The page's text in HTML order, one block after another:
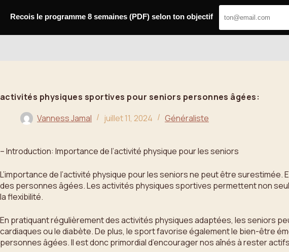
activités physiques sportives pour seniors personnes âgées:
Vanness Jamal
juillet 11, 2024 Généraliste
– Introduction: Importance de l’activité physique pour les seniors
L’importance de l’activité physique pour les seniors ne peut être
des personnes âgées. Les activités physiques sportives permettent non
la flexibilité.
En pratiquant régulièrement des activités physiques adaptées, les seniors
cardiaques ou le diabète. De plus, le sport favorise également le bien-être
personnes âgées. Il est donc primordial d’encourager nos aînés à rester
Recois le programme 8 semaines (PDF) selon ton objectif